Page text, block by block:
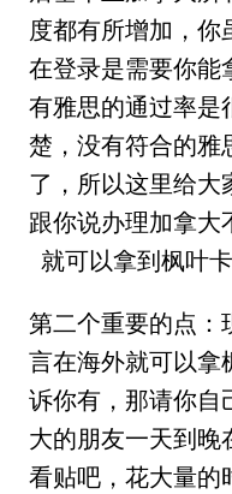
度都有所增加，你
在登录是需要你能
有雅思的通过率是
楚，没有符合的雅
了，所以这里给大
跟你说办理加拿大
就可以拿到枫叶
第二个重要的点：
言在海外就可以拿
诉你有，那请你自
大的朋友一天到晚
看贴吧，花大量的